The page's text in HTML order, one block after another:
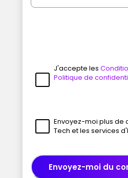
J'accepte les
Politique de
Envoyez-moi plus de
Tech et les services
Envoyez-moi du